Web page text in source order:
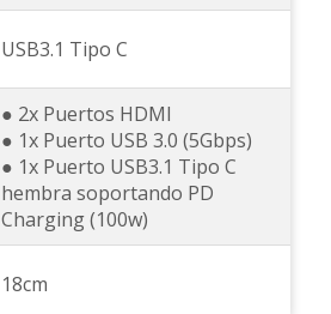
USB3.1 Tipo C
● 2x Puertos HDMI
● 1x Puerto USB 3.0 (5Gbps)
● 1x Puerto USB3.1 Tipo C
hembra soportando PD
Charging (100w)
18cm